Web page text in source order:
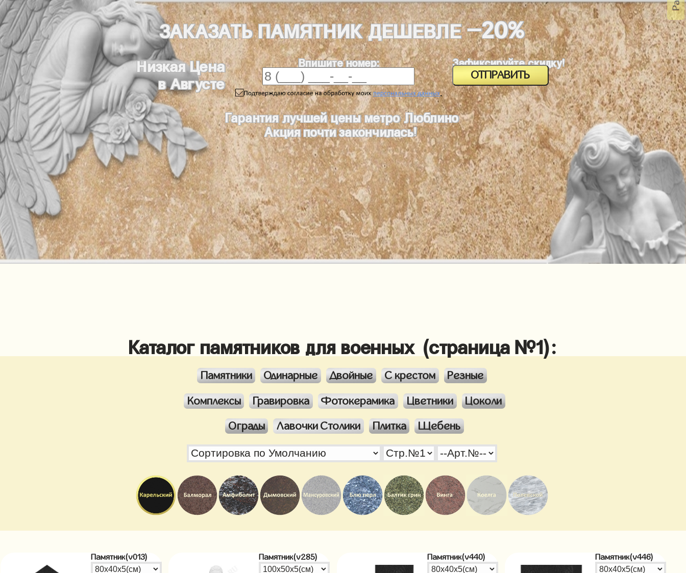
ЗАКАЗАТЬПАМЯТНИКДЕШЕВЛЕ-20%
Низкая Цена
в Августе
Впишите номер:
.
Зафиксируйте скидку!
Гарантия лучшей цены метро Люблино
Акция почти закончилась!
Каталог памятников для военных (страница №1):
Памятники Одинарные Двойные С крестом Резные
Комплексы Гравировка Фотокерамика Цветники Цоколи
Ограды Лавочки Столики Плитка Щебень
Памятник(v013) Памятник(v285) Памятник(v440) Памятник(v446)